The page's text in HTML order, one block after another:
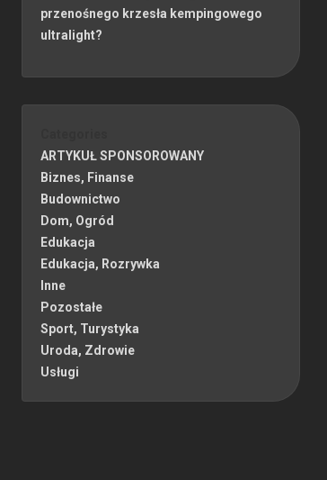
przenośnego krzesła kempingowego
ultralight?
ARTYKUŁ SPONSOROWANY
Biznes, Finanse
Budownictwo
Dom, Ogród
Edukacja
Edukacja, Rozrywka
Inne
Pozostałe
Sport, Turystyka
Uroda, Zdrowie
Usługi